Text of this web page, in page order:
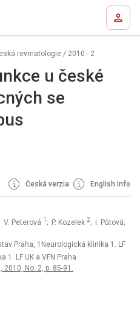
revmatologie / 2010 - 2
u české
se
Česká verzia English info
V. Peterová 1 ; P. Kozelek 2; I. Půtová;
Praha, 1Neurologická klinika 1. LF
1. LF UK a VFN Praha
2010, No. 2, p. 85-91.